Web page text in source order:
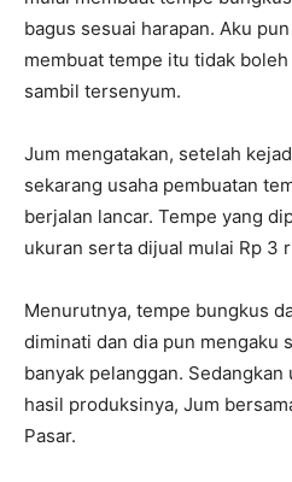
bagus sesuai harapan. Aku
membuat tempe itu tidak
sambil tersenyum.
Jum mengatakan, setelah
sekarang usaha pembuatan
berjalan lancar. Tempe yang
ukuran serta dijual mulai Rp 3
Menurutnya, tempe bungkus
diminati dan dia pun mengaku
banyak pelanggan.
hasil produksinya, Jum
Pasar.